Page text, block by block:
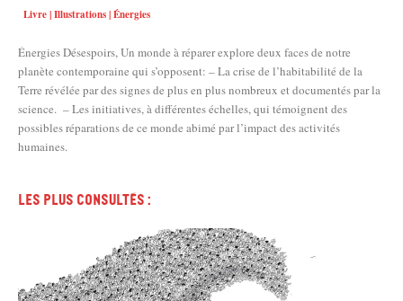
Livre | Illustrations | Énergies
Énergies Désespoirs, Un monde à réparer explore deux faces de notre
planète contemporaine qui s’opposent: – La crise de l’habitabilité de la
Terre révélée par des signes de plus en plus nombreux et documentés par la
science. – Les initiatives, à différentes échelles, qui témoignent des
possibles réparations de ce monde abimé par l’impact des activités
humaines.
Les plus consultés :